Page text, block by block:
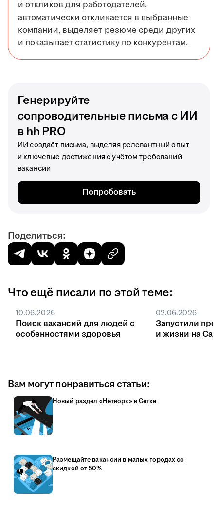
и откликов для работодателей,
автоматически откликается в выбранные
компании, выделяет резюме среди других
и показывает статистику по конкурентам.
Генерируйте
сопроводительные письма с ИИ
в hh PRO
ИИ создаёт письма, выделяя релевантный опыт
и ключевые достижения с учётом требований
вакансии
Попробовать
Поделиться:
Что ещё писали по этой теме:
10.06.2026
Поиск вакансий для людей с
особенностями здоровья
02.06.2026
Запустили
и жизни на
Вам могут понравиться статьи:
Новый раздел «Нетворк» в Сетке
Размещайте вакансии в малых городах со
скидкой от 50%